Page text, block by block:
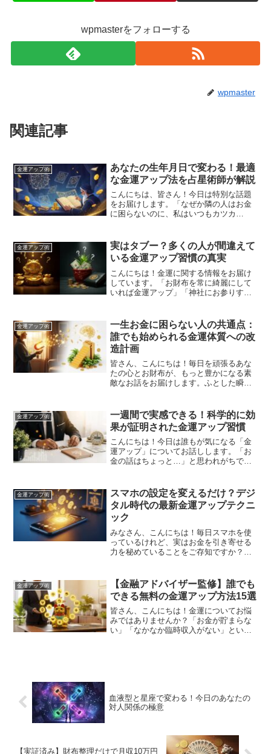
wpmasterをフォローする
wpmaster
関連記事
金運アップ術
あなたの生年月日で変わる！最適
な金運アップ法を占星術師が解説
こんにちは、皆さん！今日は特別な話題
をお届けします。「なぜか隣の人はお金
に困らないのに、私はいつもカツカ
きく左右されるんです！同じ金運アップ
方法を試しても、効果が人によ...
金運アップ術
実はタブー？多くの人が間違えて
いる金運アップ習慣の真実
こんにちは！金運に関する情報をお届け
しています。「お財布を常に綺麗にして
いれば金運アップ」「神社にお参りすれ
常の習慣が、知らず知らずのうちに大切
な金運を遠ざけているかも...
金運アップ術
一生お金に困らない人の共通点：
誰でも始められる金運体質への改
造計画
皆さん、こんにちは！毎日を頑張るあな
たの心とお財布が、もっと豊かになる素
敵なお話をお届けします。ふとした瞬間
なく不安」と感じることはありません
か？お金に対する悩みは尽き...
金運アップ術
一週間で実感できる！科学的に効
果が証明された金運アップ習慣
こんにちは！今日は誰もが気になる「金
運アップ」についてお話しします。「お
金の話はちょっと…」と思われがちです
に対して後ろ向きな考え方をしていて、
なかなか貯金ができない状...
金運アップ術
スマホの設定を変えるだけ？デジ
タル時代の最新金運アップテクニ
ック
みなさん、こんにちは！毎日スマホを使
っているけれど、実はお金を引き寄せる
力を秘めていることをご存知ですか？
です！実はあなたが毎日何気なく使って
いるスマホの設定を少し変え...
金運アップ術
【金融アドバイザー監修】誰でも
できる無料の金運アップ方法15選
皆さん、こんにちは！金運についてお悩
みではありませんか？「お金が貯まらな
い」「なかなか臨時収入がない」といっ
血液型と星座で変わる！今日のあなたの
対人関係の極意
【実証済み】財布整理だけで月収10万円